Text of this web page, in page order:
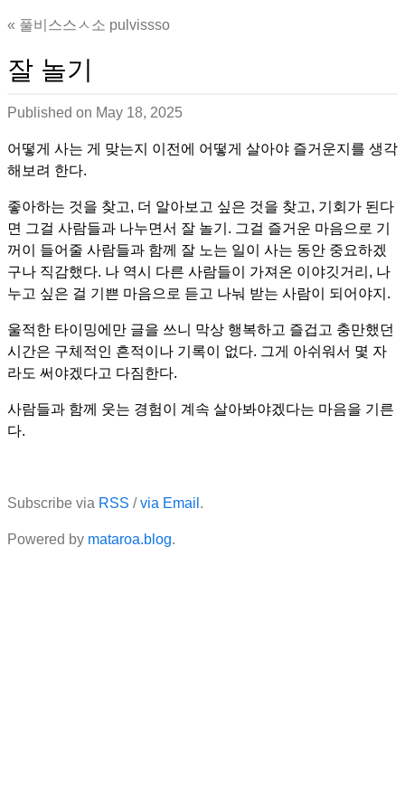
풀비스스ㅅ소 pulvissso
잘 놀기
Published on May 18, 2025
어떻게 사는 게 맞는지 이전에 어떻게 살아야 즐거운지를 생각
해보려 한다.
좋아하는 것을 찾고, 더 알아보고 싶은 것을 찾고, 기회가 된다
면 그걸 사람들과 나누면서 잘 놀기. 그걸 즐거운 마음으로 기
꺼이 들어줄 사람들과 함께 잘 노는 일이 사는 동안 중요하겠
구나 직감했다. 나 역시 다른 사람들이 가져온 이야깃거리, 나
누고 싶은 걸 기쁜 마음으로 듣고 나눠 받는 사람이 되어야지.
울적한 타이밍에만 글을 쓰니 막상 행복하고 즐겁고 충만했던
시간은 구체적인 흔적이나 기록이 없다. 그게 아쉬워서 몇 자
라도 써야겠다고 다짐한다.
사람들과 함께 웃는 경험이 계속 살아봐야겠다는 마음을 기른
다.
Subscribe via RSS /via Email .
Powered by mataroa.blog.